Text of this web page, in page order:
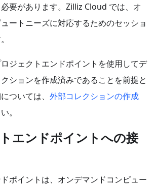
要があります。Zilliz Cloud では、オ
ートニーズに対応するためのセッショ
ジェクトエンドポイントを使用してデ
ションを作成済みであることを前提と
ついては、 外部コレクションの作成
。
エンドポイントへの接
ポイントは、オンデマンドコンピュー